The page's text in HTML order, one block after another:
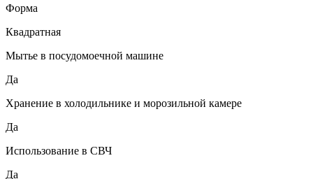
Форма
Квадратная
Мытье в посудомоечной машине
Да
Хранение в холодильнике и морозильной камере
Да
Использование в СВЧ
Да